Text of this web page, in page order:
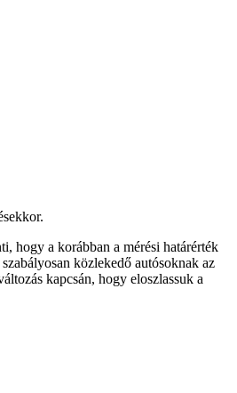
hogy a korábban a mérési határérték
közlekedő autósoknak az
kapcsán, hogy eloszlassuk a